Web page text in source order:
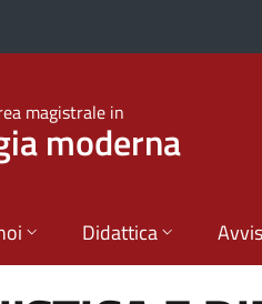
magistrale in
moderna
Didattica